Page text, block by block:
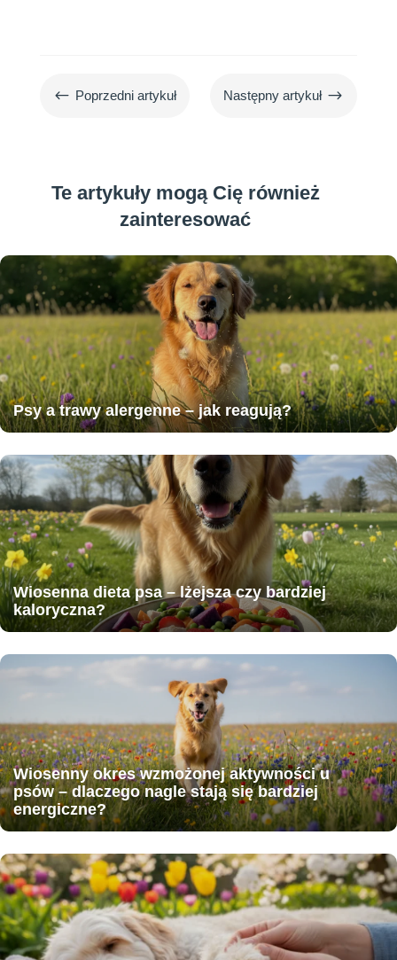
# Poprzedni artykuł Następny artykuł $
Te artykuły mogą Cię również
zainteresować
Psy a trawy alergenne – jak reagują?
Wiosenna dieta psa – lżejsza czy bardziej
kaloryczna?
Wiosenny okres wzmożonej aktywności u
psów – dlaczego nagle stają się bardziej
energiczne?